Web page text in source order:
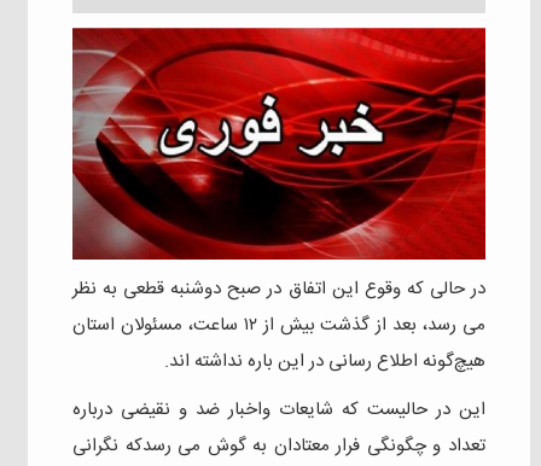
در حالی که وقوع این اتفاق در صبح دوشنبه قطعی به نظر
می رسد، بعد از گذشت بیش از ۱۲ ساعت، مسئولان استان
هیچ‌گونه اطلاع رسانی در این باره نداشته اند.
این در حالیست که شایعات و‌اخبار ضد و نقیضی درباره
تعداد و چگونگی فرار معتادان به گوش می رسدکه نگرانی